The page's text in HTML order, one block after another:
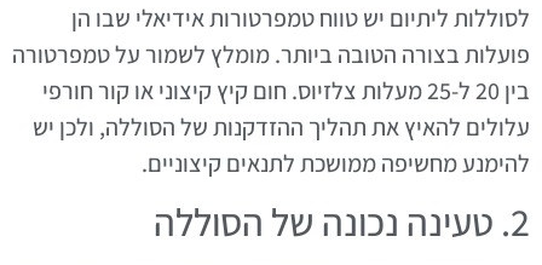
לסוללות ליתיום יש טווח טמפרטורות אידיאלי שבו הן
פועלות בצורה הטובה ביותר. מומלץ לשמור על טמפרטורה
בין 20 ל-25 מעלות צלזיוס. חום קיץ קיצוני או קור חורפי
עלולים להאיץ את תהליך ההזדקנות של הסוללה, ולכן יש
להימנע מחשיפה ממושכת לתנאים קיצוניים.
2. טעינה נכונה של הסוללה